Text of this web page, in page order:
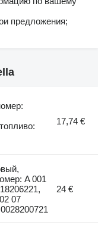
предложения;
17,74 €
A 001
07
24 €